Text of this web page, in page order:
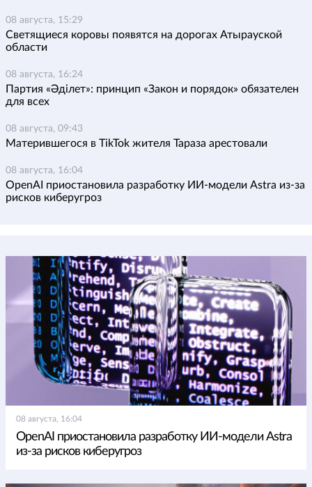
08 августа, 15:29
Светящиеся коровы появятся на дорогах Атырауской
области
08 августа, 16:24
Партия «Әділет»: принцип «Закон и порядок» обязателен
для всех
08 августа, 09:43
Матерившегося в TikTok жителя Тараза арестовали
08 августа, 16:04
OpenAI приостановила разработку ИИ-модели Astra из-за
рисков киберугроз
08 августа, 16:04
OpenAI приостановила разработку ИИ-модели Astra
из-за рисков киберугроз